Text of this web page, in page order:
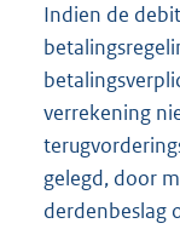
Indien de
verrekening
gelegd, door
derdenbeslag